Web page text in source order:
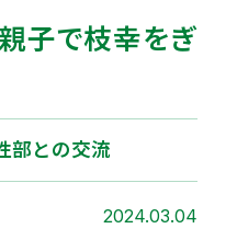
子で枝幸をぎ
部との交流
2024.03.04